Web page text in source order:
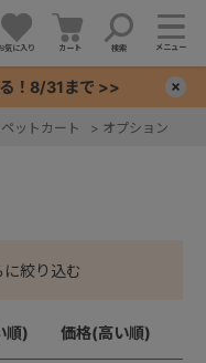
気に入り カート 検索 メニュー
！8/31まで >>
ペットカート > オプション
絞り込む
順) 価格(高い順)